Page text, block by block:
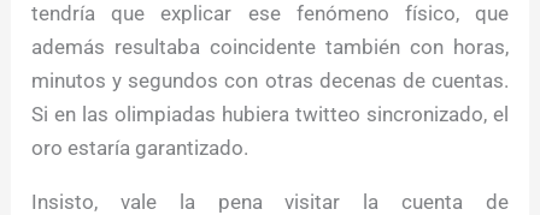
tendría que explicar ese fenómeno físico, que
además resultaba coincidente también con horas,
minutos y segundos con otras decenas de cuentas.
Si en las olimpiadas hubiera twitteo sincronizado, el
oro estaría garantizado.
Insisto, vale la pena visitar la cuenta de